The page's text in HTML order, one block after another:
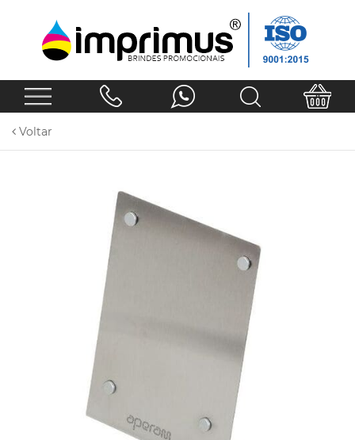
Voltar